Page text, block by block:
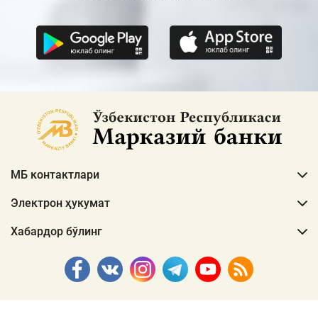
МБ контактлари
Электрон ҳукумат
Хабардор бўлинг